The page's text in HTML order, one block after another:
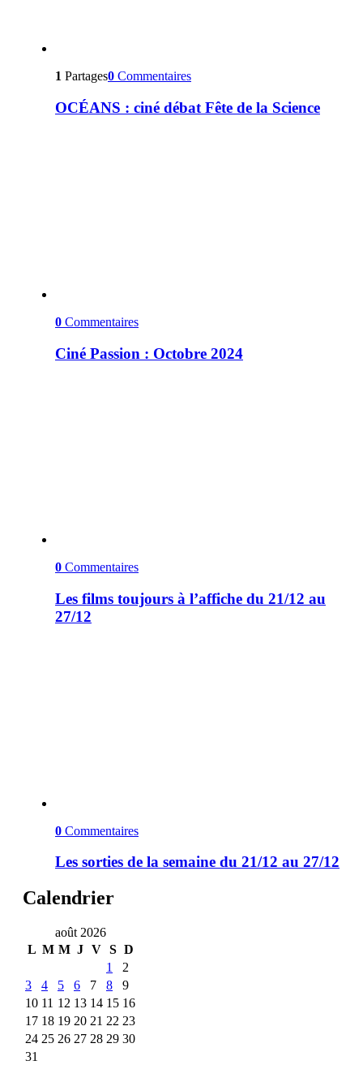
1 Partages0 Commentaires
OCÉANS : ciné débat Fête de la Science
0 Commentaires
Ciné Passion : Octobre 2024
0 Commentaires
Les films toujours à l’affiche du 21/12 au
27/12
0 Commentaires
Les sorties de la semaine du 21/12 au 27/12
Calendrier
août 2026
L M M J V S D
1
2
3
4 5 6 7 8
9
10 11 12 13 14 15 16
17 18 19 20 21 22 23
24 25 26 27 28 29 30
31